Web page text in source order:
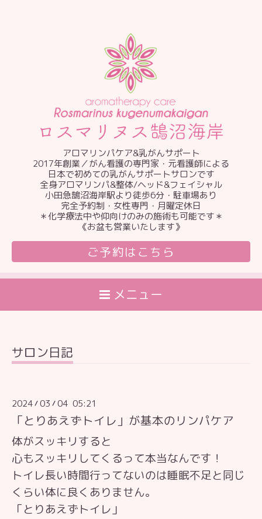
アロマリンパケア&乳がんサポート
2017年創業／がん看護の専門家・元看護師による
日本で初めての乳がんサポートサロンです
全身アロマリンパ&整体/ヘッド&フェイシャル
小田急鵠沼海岸駅より徒歩6分・駐車場あり
完全予約制・女性専門・月曜定休日
＊化学療法中や仰向けのみの施術も可能です＊
《お盆も営業いたします》
ご予約はこちら
メニュー
サロン日記
2024/03 /04 05:21
「とりあえずトイレ」が基本のリンパケア
体がスッキリすると
心もスッキリしてくるって本当なんです！
トイレ長い時間行ってないのは睡眠不足と同じ
くらい体に良くありません。
「とりあえずトイレ」